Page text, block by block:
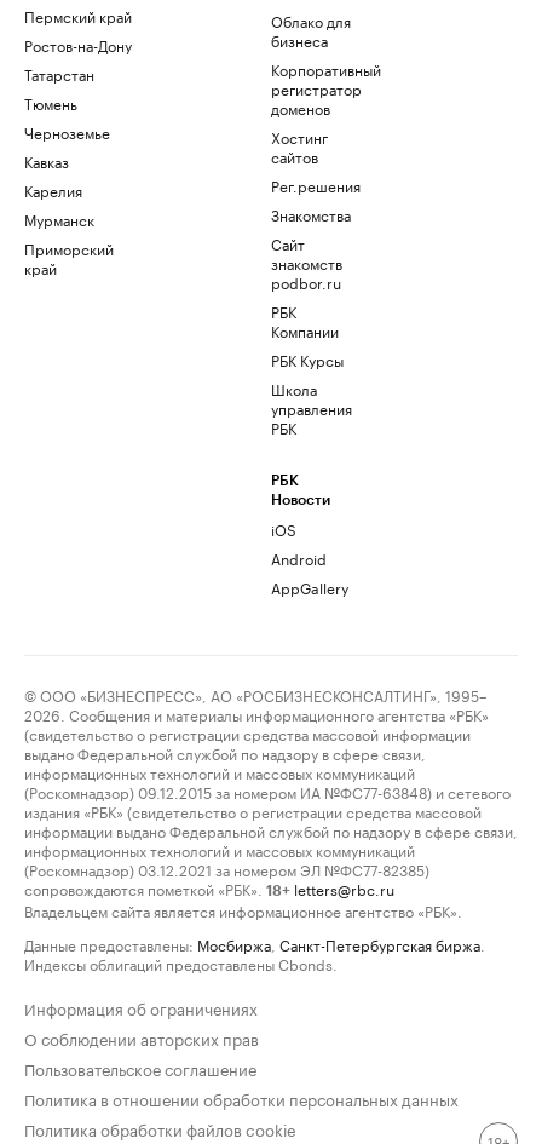
Пермский край
Ростов-на-Дону
Татарстан
Тюмень
Черноземье
Кавказ
Карелия
Мурманск
Приморский
край
Облако для
бизнеса
Корпоративный
регистратор
доменов
Хостинг
сайтов
Рег.решения
Знакомства
Сайт
знакомств
podbor.ru
РБК
Компании
РБК Курсы
Школа
управления
РБК
РБК
Новости
iOS
Android
AppGallery
© ООО «БИЗНЕСПРЕСС», АО «РОСБИЗНЕСКОНСАЛТИНГ», 1995–
2026. Сообщения и материалы информационного агентства «РБК»
(свидетельство о регистрации средства массовой информации
выдано Федеральной службой по надзору в сфере связи,
информационных технологий и массовых коммуникаций
(Роскомнадзор) 09.12.2015 за номером ИА №ФС77-63848) и сетевого
издания «РБК» (свидетельство о регистрации средства массовой
информации выдано Федеральной службой по надзору в сфере связи,
информационных технологий и массовых коммуникаций
(Роскомнадзор) 03.12.2021 за номером ЭЛ №ФС77-82385)
сопровождаются пометкой «РБК».
18+ letters@rbc.ru
Владельцем сайта является информационное агентство «РБК».
Данные предоставлены: Мосбиржа Санкт-Петербургская биржа
Индексы облигаций предоставлены Cbonds.
Информация об ограничениях
О соблюдении авторских прав
Пользовательское соглашение
Политика в отношении обработки персональных данных
Политика обработки файлов cookie